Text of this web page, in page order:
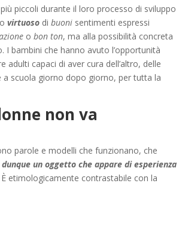
piccoli durante il loro processo di sviluppo
virtuoso dibuoni sentimenti espressi
obon ton, ma alla possibilità concreta
I bambini che hanno avuto l’opportunità
capaci di aver cura dell’altro, delle
a scuola giorno dopo giorno, per tutta la
non va
parole e modelli che funzionano, che
un oggetto che appare di esperienza
È etimologicamente contrastabile con la